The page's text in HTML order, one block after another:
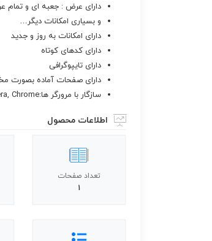
دارای عرض : جعبه ای و تمام
و بسیاری امکانات دیگر…
دارای امکانات به روز و جدید
دارای کدهای کوتاه
دارای تایپوگرافی
دارای صفحات آماده بصورت
سازگار با مرورگر ها:IE ۸+, Safari, Mozilla Firefox, Opera, Chrome
اطلاعات محصول
تعداد صفحات
1